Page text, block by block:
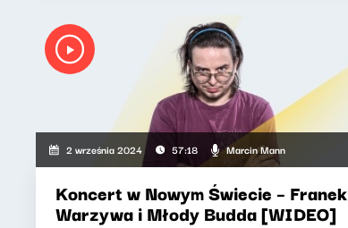
2 września 2024 57:18 Marcin Mann
Koncert w Nowym Świecie – Franek
Warzywa i Młody Budda [WIDEO]